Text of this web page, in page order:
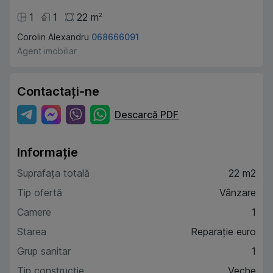
1
1 22 m2
Corolin Alexandru 068666091
Agent imobiliar
Contactați-ne
Descarcă PDF
Informație
Suprafața totală
22 m2
Tip ofertă
Vânzare
Camere
1
Starea
Reparație euro
Grup sanitar
1
Tip construcție
Veche